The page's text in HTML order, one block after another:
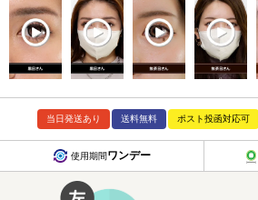
当日発送あり 送料無料 ポスト投函対応可
使用期間ワンデー